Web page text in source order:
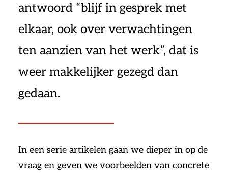
antwoord “blijf in gesprek met
elkaar, ook over verwachtingen
ten aanzien van het werk”, dat is
weer makkelijker gezegd dan
gedaan.
In een serie artikelen gaan we dieper in op de
vraag en geven we voorbeelden van concrete